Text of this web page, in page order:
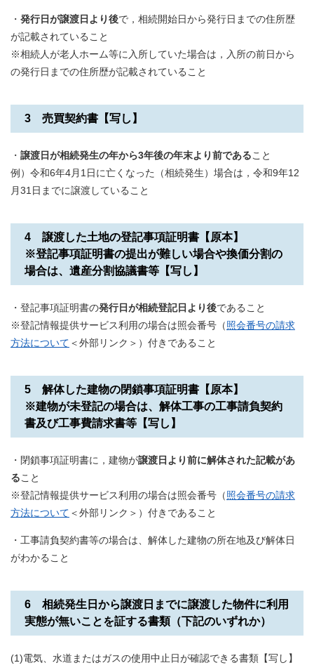
・ 発行日が譲渡日より後で，相続開始日から発行日までの住所歴
が記載されていること
※相続人が老人ホーム等に入所していた場合は，入所の前日から
の発行日までの住所歴が記載されていること
3 売買契約書【写し】
・ 譲渡日が相続発生の年から3年後の年末より前であること
例）令和6年4月1日に亡くなった（相続発生）場合は，令和9年12
月31日までに譲渡していること
4 譲渡した土地の登記事項証明書【原本】
※登記事項証明書の提出が難しい場合や換価分割の
場合は、遺産分割協議書等​​​【写し】
・登記事項証明書の発行日が相続登記日より後であること
​※登記情報提供サービス利用の場合は照会番号（照会番号の請求
方法について ＜外部リンク＞ ）付きであること
5 解体した建物の閉鎖事項証明書【原本】
※建物が未登記の場合は、解体工事の工事請負契約
書及び工事費請求書等【写し】
・閉鎖事項証明書に，建物が譲渡日より前に解体された記載があ
ること
​※登記情報提供サービス利用の場合は照会番号（照会番号の請求
方法について ＜外部リンク＞ ）付きであること
・工事請負契約書等の場合は、解体した建物の所在地及び解体日
がわかること
6 相続発生日から譲渡日までに譲渡した物件に利用
実態が無いことを証する書類（下記のいずれか）
(1)電気、水道またはガスの使用中止日が確認できる書類【写し】